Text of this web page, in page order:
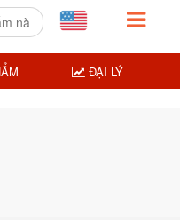
ĐẠI LÝ